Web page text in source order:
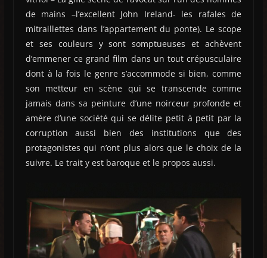
de mains –l’excellent John Ireland- les rafales de
mitraillettes dans l’appartement du ponte). Le scope
et ses couleurs y sont somptueuses et achèvent
d’emmener ce grand film dans un tout crépusculaire
dont à la fois le genre s’accommode si bien, comme
son metteur en scène qui se transcende comme
jamais dans sa peinture d’une noirceur profonde et
amère d’une société qui se délite petit à petit par la
corruption aussi bien des institutions que des
protagonistes qui n’ont plus alors que le choix de la
suivre. Le trait y est baroque et le propos aussi.